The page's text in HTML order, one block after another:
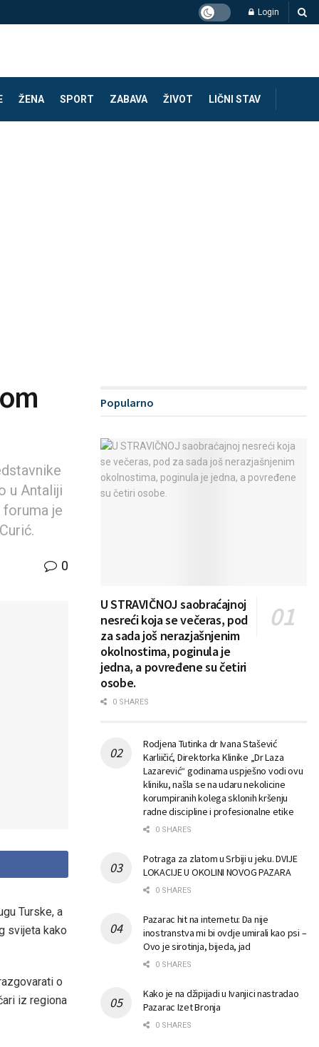
Login
ŽENA SPORT ZABAVA ŽIVOT LIČNI STAV
u Antaliji
je
0
Turske, a
svijeta kako
o
iz regiona
Popularno
U STRAVIČNOJ saobraćajnoj
nesreći koja se večeras, pod
za sada još nerazjašnjenim
okolnostima, poginula je
jedna, a povređene su četiri
osobe.
0 SHARES
Rodjena Tutinka dr Ivana Stašević
Karliičić, Direktorka Klinike „Dr Laza
Lazarević“ godinama uspješno vodi ovu
kliniku, našla se na udaru nekolicine
korumpiranih kolega sklonih kršenju
radne discipline i profesionalne etike
0 SHARES
Potraga za zlatom u Srbiji u jeku. DVIJE
LOKACIJE U OKOLINI NOVOG PAZARA
0 SHARES
Pazarac hit na internetu: Da nije
inostranstva mi bi ovdje umirali kao psi –
Ovo je sirotinja, bijeda, jad
0 SHARES
Kako je na džipijadi u Ivanjici nastradao
Pazarac Izet Bronja
0 SHARES